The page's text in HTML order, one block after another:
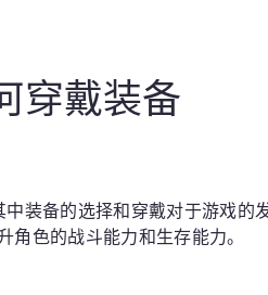
穿戴装备
装备的选择和穿戴对于游戏的
色的战斗能力和生存能力。